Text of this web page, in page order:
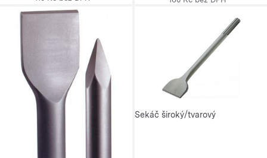
Sekáč široký/tvarový